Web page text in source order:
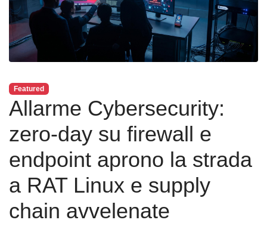
Featured
Allarme Cybersecurity:
zero-day su firewall e
endpoint aprono la strada
a RAT Linux e supply
chain avvelenate